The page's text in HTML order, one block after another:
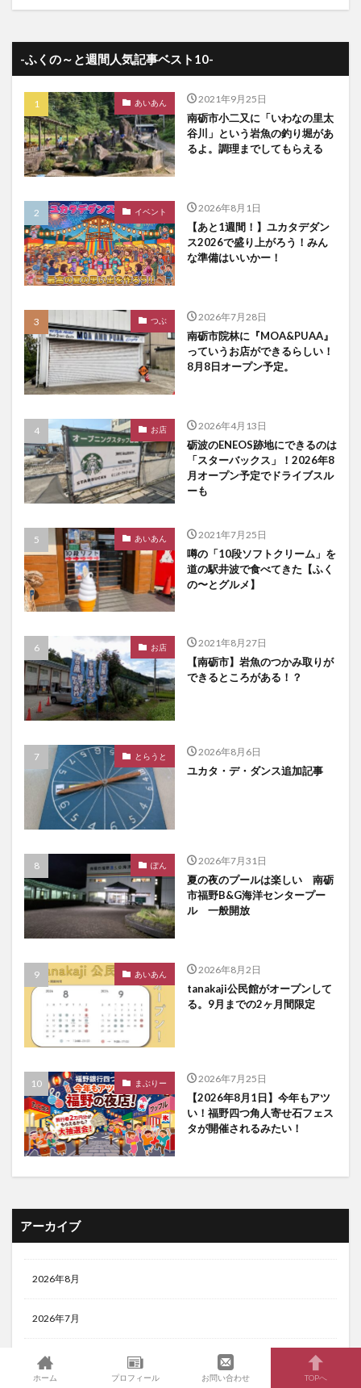
-ふくの～と週間人気記事ベスト10-
あいあん 2021年9月25日
南砺市小二又に「いわなの里太
谷川」という岩魚の釣り堀があ
るよ。調理までしてもらえる
イベント 2026年8月1日
【あと1週間！】ユカタデダン
ス2026で盛り上がろう！みん
な準備はいいかー！
つぶ 2026年7月28日
南砺市院林に『MOA&PUAA』
っていうお店ができるらしい！
8月8日オープン予定。
お店 2026年4月13日
砺波のENEOS跡地にできるのは
「スターバックス」！2026年8
月オープン予定でドライブスル
ーも
あいあん 2021年7月25日
噂の「10段ソフトクリーム」を
道の駅井波で食べてきた【ふく
の〜とグルメ】
お店 2021年8月27日
【南砺市】岩魚のつかみ取りが
できるところがある！？
とらうと 2026年8月6日
ユカタ・デ・ダンス追加記事
ぽん 2026年7月31日
夏の夜のプールは楽しい 南砺
市福野B&G海洋センタープー
ル 一般開放
あいあん 2026年8月2日
tanakaji公民館がオープンして
る。9月までの2ヶ月間限定
まぶりー 2026年7月25日
【2026年8月1日】今年もアツ
い！福野四つ角人寄せ石フェス
タが開催されるみたい！
アーカイブ
2026年8月
2026年7月
2026年6月
ホーム プロフィール お問い合わせ TOPへ